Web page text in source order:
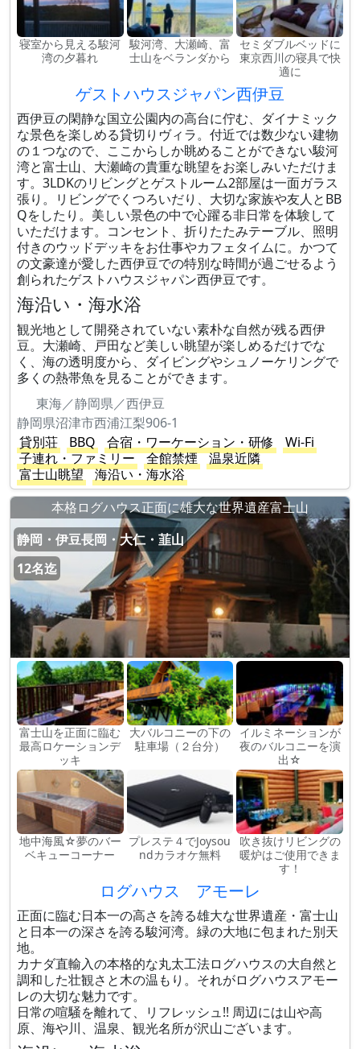
寝室から見える駿河
湾の夕暮れ
駿河湾、大瀬崎、富
士山をベランダから
セミダブルベッドに
東京西川の寝具で快
適に
ゲストハウスジャパン西伊豆
西伊豆の閑静な国立公園内の高台に佇む、ダイナミック
な景色を楽しめる貸切りヴィラ。付近では数少ない建物
の１つなので、ここからしか眺めることができない駿河
湾と富士山、大瀬崎の貴重な眺望をお楽しみいただけま
す。3LDKのリビングとゲストルーム2部屋は一面ガラス
張り。リビングでくつろいだり、大切な家族や友人とBB
Qをしたり。美しい景色の中で心躍る非日常を体験して
いただけます。コンセント、折りたたみテーブル、照明
付きのウッドデッキをお仕事やカフェタイムに。かつて
の文豪達が愛した西伊豆での特別な時間が過ごせるよう
創られたゲストハウスジャパン西伊豆です。
海沿い・海水浴
観光地として開発されていない素朴な自然が残る西伊
豆。大瀬崎、戸田など美しい眺望が楽しめるだけでな
く、海の透明度から、ダイビングやシュノーケリングで
多くの熱帯魚を見ることができます。
東海／静岡県／西伊豆
静岡県沼津市西浦江梨906-1
貸別荘
BBQ 合宿・ワーケーション・研修
Wi-Fi
子連れ・ファミリー
全館禁煙
温泉近隣
富士山眺望
海沿い・海水浴
本格ログハウス正面に雄大な世界遺産富士山
静岡・伊豆長岡・大仁・韮山
12名迄
富士山を正面に臨む
最高ロケーションデ
ッキ
大バルコニーの下の
駐車場（２台分）
イルミネーションが
夜のバルコニーを演
出☆
地中海風☆夢のバー
ベキューコーナー
プレステ４でJoysou
ndカラオケ無料
吹き抜けリビングの
暖炉はご使用できま
す！
ログハウス アモーレ
正面に臨む日本一の高さを誇る雄大な世界遺産・富士山
と日本一の深さを誇る駿河湾。緑の大地に包まれた別天
地。
カナダ直輸入の本格的な丸太工法ログハウスの大自然と
調和した壮観さと木の温もり。それがログハウスアモー
レの大切な魅力です。
日常の喧騒を離れて、リフレッシュ!! 周辺には山や高
原、海や川、温泉、観光名所が沢山ございます。